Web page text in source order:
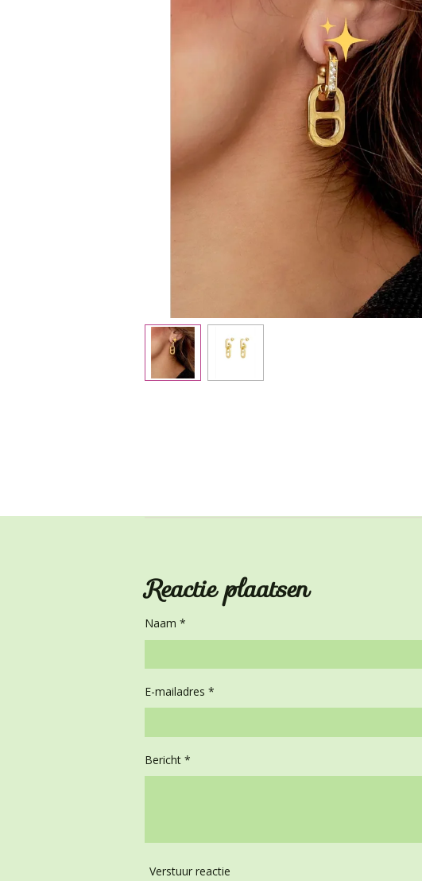
Reactie plaatsen
Naam *
E-mailadres *
Bericht *
Verstuur reactie